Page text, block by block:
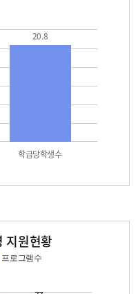
학급당학생수
20.8
지원현황